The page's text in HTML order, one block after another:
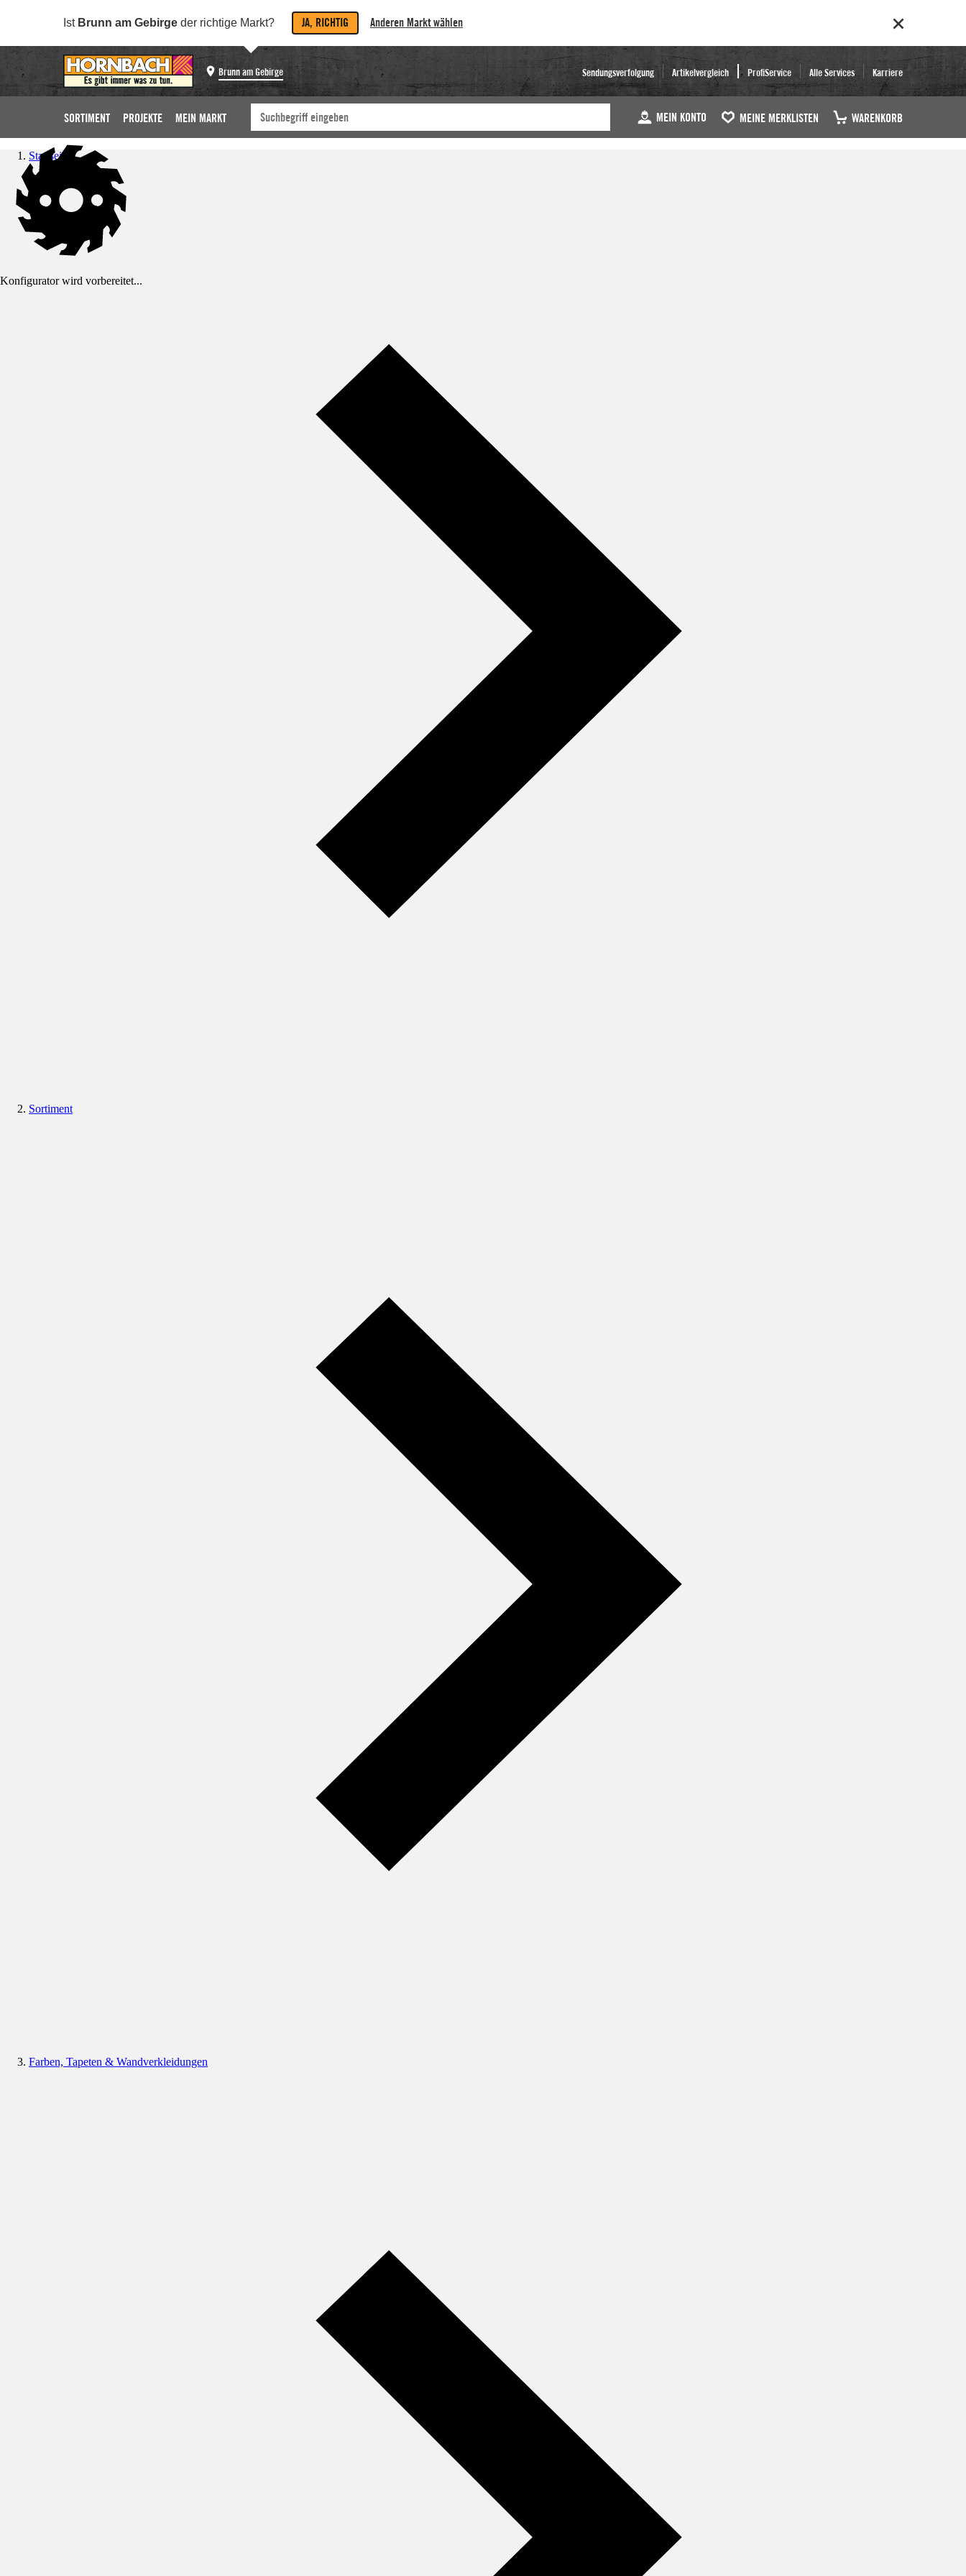
Ist Brunn am Gebirge der richtige Markt? JA, RICHTIG Anderen Markt wählen
Brunn am Gebirge Sendungsverfolgung Artikelvergleich ProfiService Alle Services Karriere
SORTIMENT PROJEKTE MEIN MARKT MEIN KONTO MEINE MERKLISTEN WARENKORB
Konfigurator wird vorbereitet...
Startseite
Sortiment
Farben, Tapeten & Wandverkleidungen